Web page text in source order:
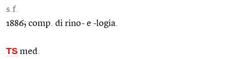
s.f.
1886; comp. di rino- e -logia.
TS med.